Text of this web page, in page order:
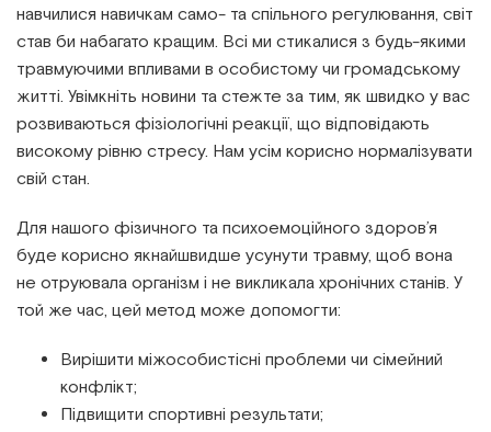
навчилися навичкам само- та спільного регулювання, світ
став би набагато кращим. Всі ми стикалися з будь-якими
травмуючими впливами в особистому чи громадському
житті. Увімкніть новини та стежте за тим, як швидко у вас
розвиваються фізіологічні реакції, що відповідають
високому рівню стресу. Нам усім корисно нормалізувати
свій стан.
Для нашого фізичного та психоемоційного здоров’я
буде корисно якнайшвидше усунути травму, щоб вона
не отруювала організм і не викликала хронічних станів. У
той же час, цей метод може допомогти:
Вирішити міжособистісні проблеми чи сімейний
конфлікт;
Підвищити спортивні результати;